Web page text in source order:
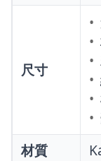
尺寸
材質